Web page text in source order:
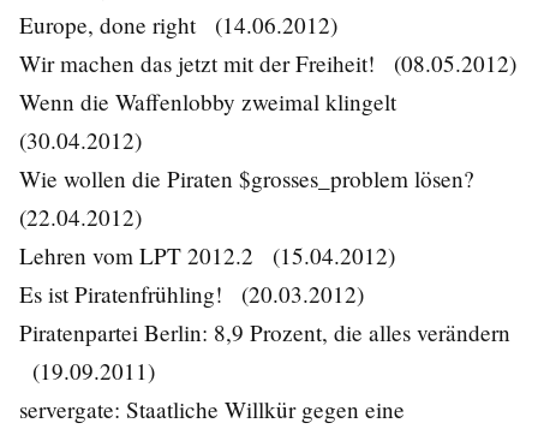
Europe, done right
(14.06.2012)
Wir machen das jetzt mit der Freiheit!
(08.05.2012)
Wenn die Waffenlobby zweimal klingelt
(30.04.2012)
Wie wollen die Piraten $grosses_problem lösen?
(22.04.2012)
Lehren vom LPT 2012.2
(15.04.2012)
Es ist Piratenfrühling!
(20.03.2012)
Piratenpartei Berlin: 8,9 Prozent, die alles verändern
(19.09.2011)
servergate: Staatliche Willkür gegen eine